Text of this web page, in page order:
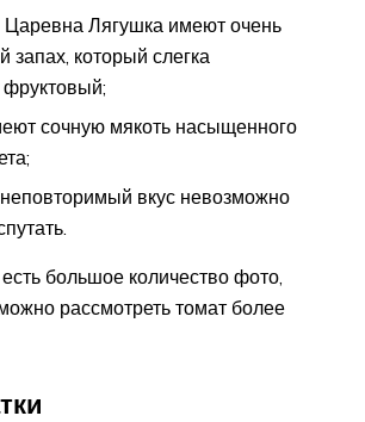
Лягушка имеют очень
который слегка
сочную мякоть насыщенного
вкус невозможно
большое количество фото,
рассмотреть томат более